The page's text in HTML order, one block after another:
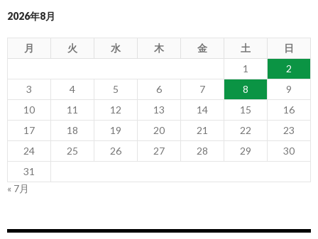
2026年8月
月 火 水 木 金 土
日
1
2
3
4 5 6 7 8
9
10
11 12 13 14 15
16
17
18 19 20 21 22
23
24
25 26 27 28 29
30
31
« 7月